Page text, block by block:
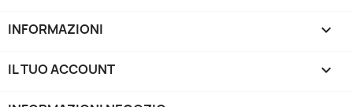
INFORMAZIONI 
IL TUO ACCOUNT 